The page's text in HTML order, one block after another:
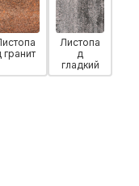
гранит
Листопа
д
гладкий